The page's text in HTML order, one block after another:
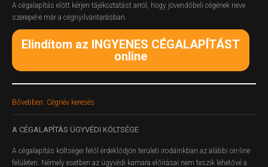
A cégalapítás előtt kérjen tájékoztatást arról, hogy jövendőbeli cégének neve
szerepel-e már a cégnyilvántarásban.
Elindítom az INGYENES CÉGALAPÍTÁST
online
Bővebben: Cégnév keresés
A CÉGALAPÍTÁS ÜGYVÉDI KÖLTSÉGE
A cégalapítás költségei felől érdeklődjön területi irodáinkban az alábbi on-line
felületen. Némely esetben az ügyvédi kamara előírásai nem teszik lehetővé a